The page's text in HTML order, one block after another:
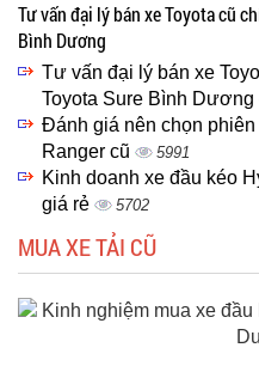
Tư vấn đại lý bán xe Toyota cũ
Bình Dương
Tư vấn đại lý bán xe
Toyota Sure Bình Dương
Đánh giá nên chọn
Ranger cũ
5991
Kinh doanh xe đầu kéo
giá rẻ
5702
MUA XE TẢI CŨ